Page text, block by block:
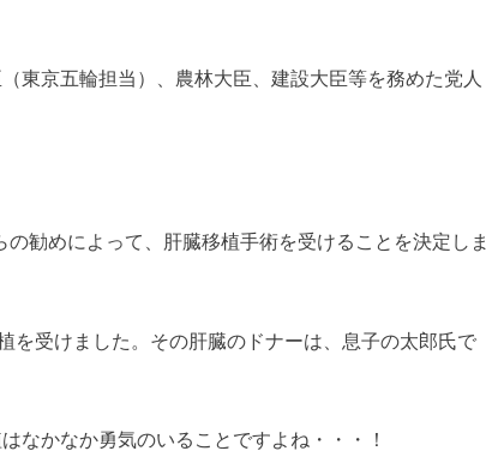
東京五輪担当）、農林大臣、建設大臣等を務めた党人
勧めによって、肝臓移植手術を受けることを決定しま
を受けました。その肝臓のドナーは、息子の太郎氏で
なかなか勇気のいることですよね・・・！